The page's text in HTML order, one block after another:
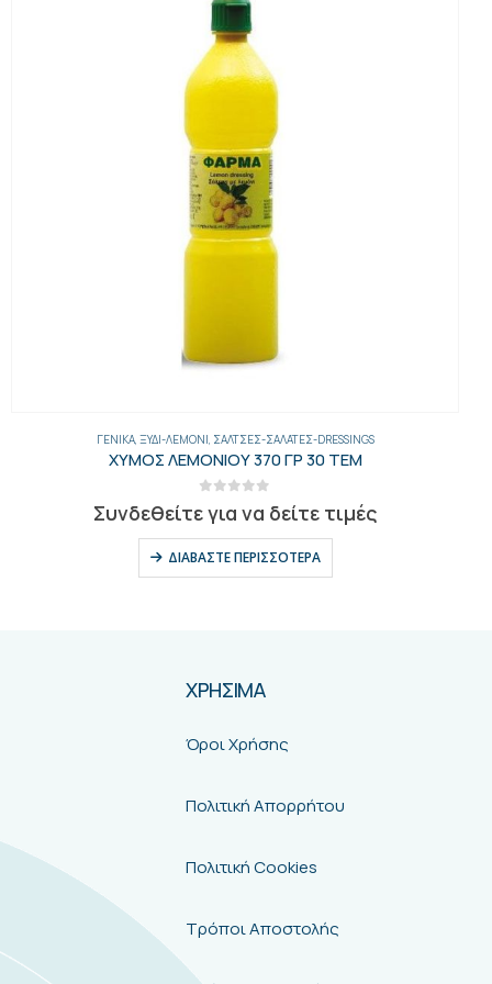
ΓΕΝΙΚΑ, ΞΎΔΙ-ΛΕΜΌΝΙ ΣΆΛΤΣΕΣ-ΣΑΛΆΤΕΣ-DRESSINGS
ΧΥΜΟΣ ΛΕΜΟΝΙΟΥ 370 ΓΡ 30 ΤΕΜ
Συνδεθείτε για να δείτε τιμές
ΔΙΑΒΆΣΤΕ ΠΕΡΙΣΣΌΤΕΡΑ
ΧΡΗΣΙΜΑ
Όροι Χρήσης
Πολιτική Απορρήτου
Πολιτική Cookies
Τρόποι Αποστολής